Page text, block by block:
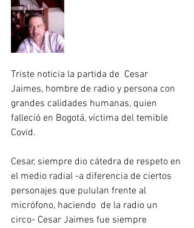
Triste noticia la partida de  Cesar
Jaimes, hombre de radio y persona con
grandes calidades humanas, quien
falleció en Bogotá, víctima del temible
Covid.
Cesar, siempre dio cátedra de respeto en
el medio radial -a diferencia de ciertos
personajes que pululan frente al
micrófono, haciendo  de la radio un
circo- Cesar Jaimes fue siempre